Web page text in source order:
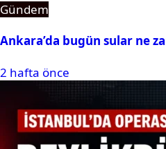
Gündem
Ankara’da bugün sular ne
2 hafta önce